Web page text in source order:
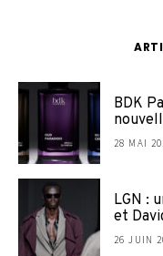
BDK
28 MAI
LGN :
et
26 JUIN